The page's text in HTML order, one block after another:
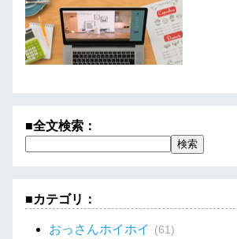
■全文検索：
■カテゴリ：
おっさんホイホイ (61)